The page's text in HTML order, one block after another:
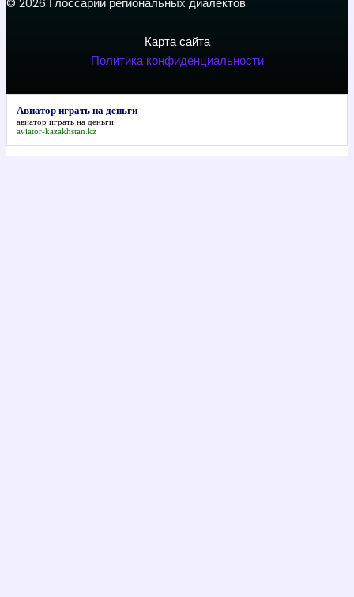
© 2026 Глоссарий региональных диалектов
Карта сайта
Политика конфиденциальности
Авиатор играть на деньги
авиатор играть на деньги
aviator-kazakhstan.kz